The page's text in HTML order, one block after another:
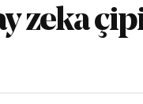
zeka